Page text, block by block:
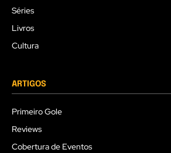
Séries
Livros
Cultura
ARTIGOS
Primeiro Gole
Reviews
Cobertura de Eventos